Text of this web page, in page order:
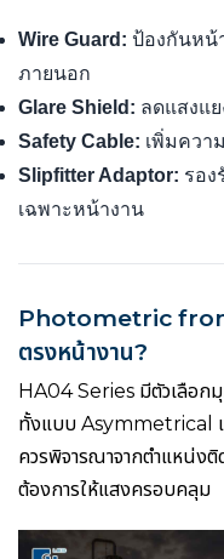
Wire Guard: ป้องกันหน้
ภายนอก
Glare Shield: ลดแสงแ
Safety Cable: เพิ่มควา
Slipfitter Adaptor: รอง
เฉพาะหน้างาน
Photometric from
ตรงหน้างาน?
HA04 Series มีตัวเลือก
ทั้งแบบ Asymmetrical
ควรพิจารณาจากตำแหน่ง
ต้องการให้แสงครอบคลุม